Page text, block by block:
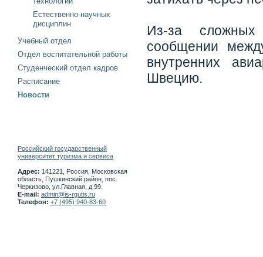
Из-за сложных
сообщении
внутренних
Швецию.
Естественно-научных
дисциплин
Учебный отдел
Отдел воспитательной работы
Студенческий отдел кадров
Расписание
Новости
Российский государственный
университет туризма и сервиса
Адрес: 141221, Россия, Московская
область, Пушкинский район, пос.
Черкизово, ул.Главная, д.99.
E-mail: admin@is-rgutis.ru
Телефон: +7 (495) 940-83-60